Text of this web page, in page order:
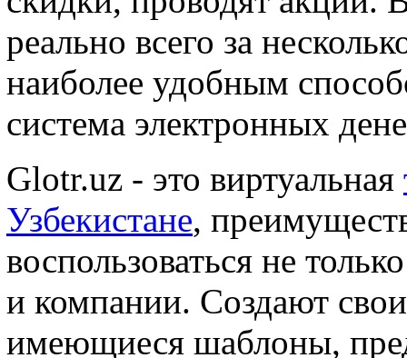
реально всего за
наиболее удобным
система электронных
Glotr.uz - это виртуальная
Узбекистане,
воспользоваться не
и компании. Создают
имеющиеся шаблоны,